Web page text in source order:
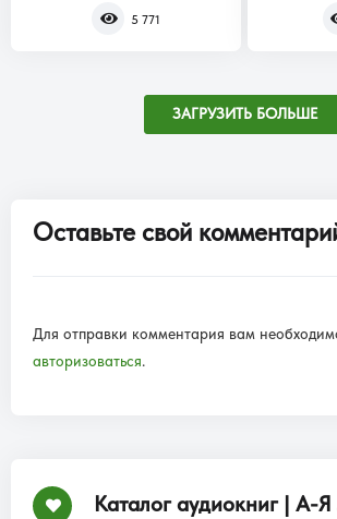
5 771
ЗАГРУЗИТЬ БОЛЬШЕ
Оставьте свой
Для отправки комментария вам
авторизоваться.
Каталог аудиокниг | А-Я